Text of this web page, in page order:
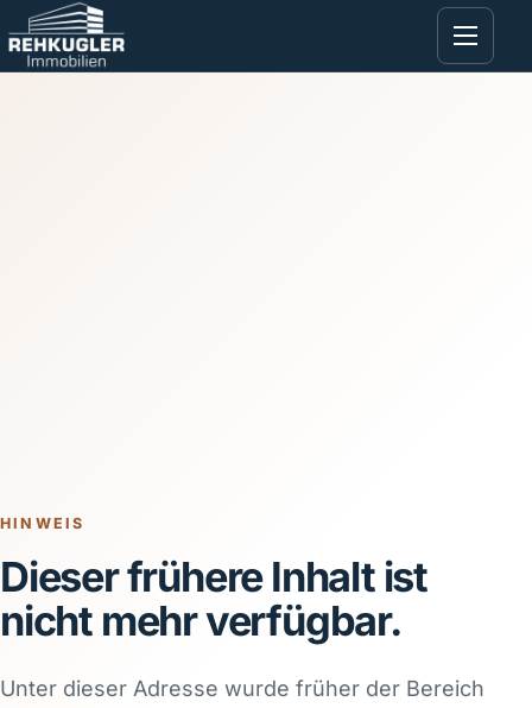
HINWEIS
Dieser frühere Inhalt ist
nicht mehr verfügbar.
Unter dieser Adresse wurde früher der Bereich